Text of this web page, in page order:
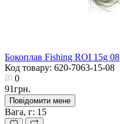
Бокоплав Fishing ROI 15g 08
Код товару: 620-7063-15-08
0
91грн.
Повідомити мене
Вага, г: 15